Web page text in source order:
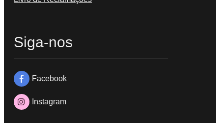
Siga-nos
Facebook
Instagram